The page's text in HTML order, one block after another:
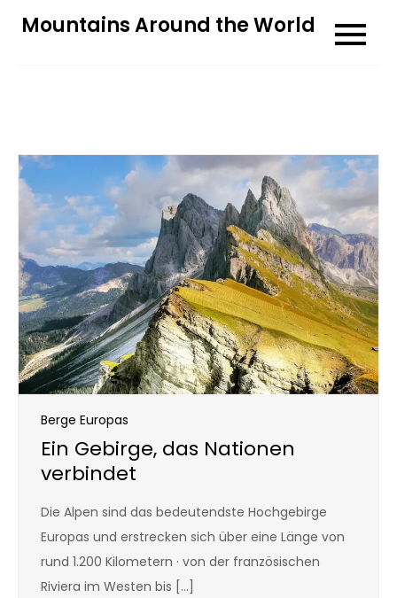
Mountains Around the World
Berge Europas
Ein Gebirge, das Nationen
verbindet
Die Alpen sind das bedeutendste Hochgebirge
Europas und erstrecken sich über eine Länge von
rund 1.200 Kilometern · von der französischen
Riviera im Westen bis […]